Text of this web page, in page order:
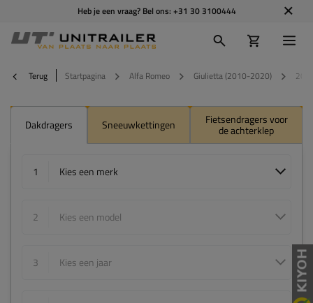
Heb je een vraag? Bel ons: +31 30 3100444
Terug Startpagina Alfa Romeo Giulietta (2010-2020)
Dakdragers Sneeuwkettingen Fietsendragers voor
de achterklep
1 Kies een merk
2 Kies een model
3 Kies een jaar